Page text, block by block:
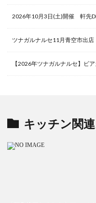
2026年10月3日(土)開催 軒先
ツナガルナルセ11月青空市出店
【2026年ツナガルナルセ】ビ
キッチン関連